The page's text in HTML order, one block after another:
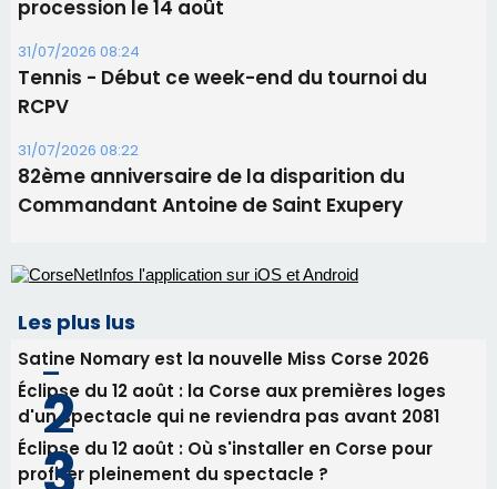
Les plus lus
Satine Nomary est la nouvelle Miss Corse 2026
d'un spectacle qui ne reviendra pas avant 2081
Éclipse du 12 août : Où s'installer en Corse pour
profiter pleinement du spectacle ?
consommation en recul dans les restaurants
face à une nouvelle escroquerie au faux vendeur de
vin
Newsletter